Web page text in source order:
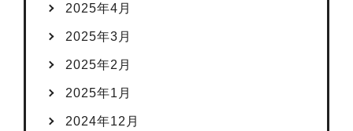
2025年4月
2025年3月
2025年2月
2025年1月
2024年12月